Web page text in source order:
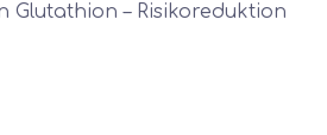
Glutathion – Risikoreduktion